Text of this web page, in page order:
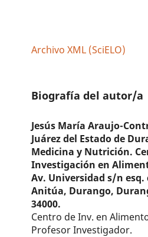
Archivo XML (SciELO)
Biografía del autor/a
Jesús María Araujo-
Juárez del Estado de
Medicina y Nutrición.
Investigación en
Av. Universidad s/n esq.
Anitúa, Durango,
34000.
Centro de Inv. en
Profesor Investigador.